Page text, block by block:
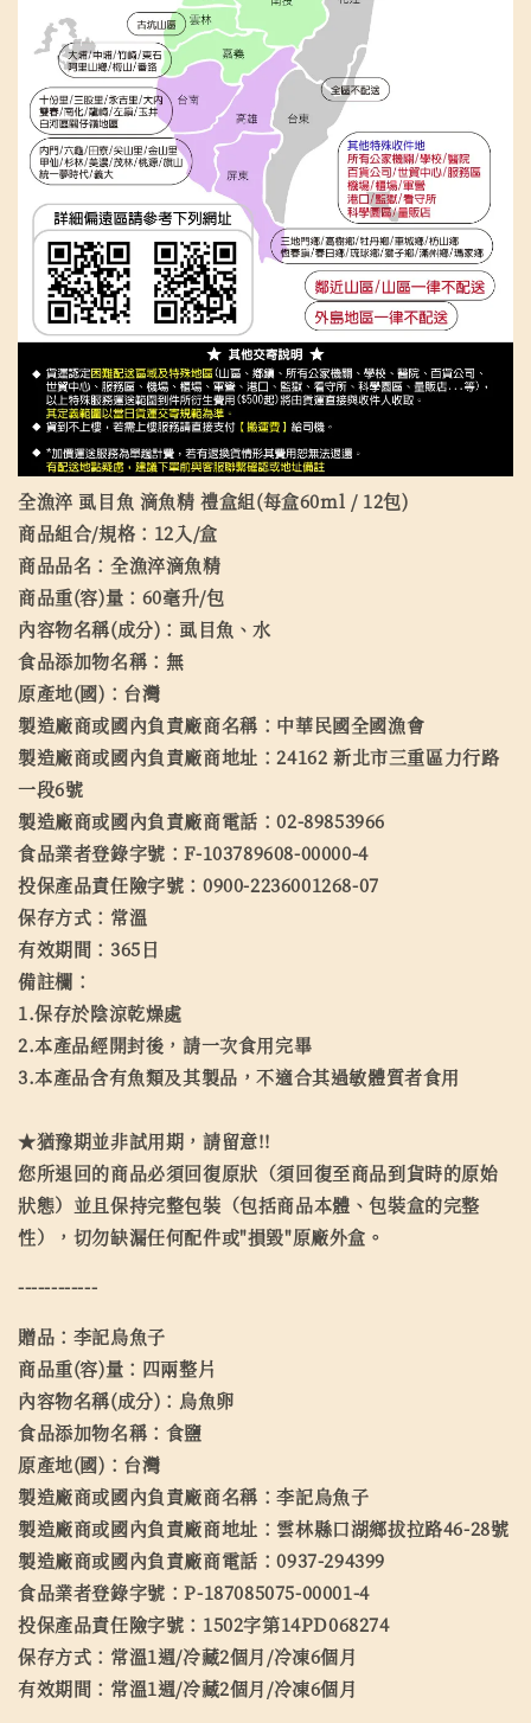
全漁淬 虱目魚 滴魚精 禮盒組(每盒60ml / 12包)
商品組合/規格：12入/盒
商品品名：全漁淬滴魚精
商品重(容)量：60毫升/包
內容物名稱(成分)：虱目魚、水
食品添加物名稱：無
原產地(國)：台灣
製造廠商或國內負責廠商名稱：中華民國全國漁會
製造廠商或國內負責廠商地址：24162 新北市三重區力行路
一段6號
製造廠商或國內負責廠商電話：02-89853966
食品業者登錄字號：F-103789608-00000-4
投保產品責任險字號：0900-2236001268-07
保存方式：常溫
有效期間：365日
備註欄：
1.保存於陰涼乾燥處
2.本產品經開封後，請一次食用完畢
3.本產品含有魚類及其製品，不適合其過敏體質者食用
★猶豫期並非試用期，請留意!!
您所退回的商品必須回復原狀（須回復至商品到貨時的原始
狀態）並且保持完整包裝（包括商品本體、包裝盒的完整
性），切勿缺漏任何配件或"損毀"原廠外盒。
------------
贈品：李記烏魚子
商品重(容)量：四兩整片
內容物名稱(成分)：烏魚卵
食品添加物名稱：食鹽
原產地(國)：台灣
製造廠商或國內負責廠商名稱：李記烏魚子
製造廠商或國內負責廠商地址：雲林縣口湖鄉拔拉路46-28號
製造廠商或國內負責廠商電話：0937-294399
食品業者登錄字號：P-187085075-00001-4
投保產品責任險字號：1502字第14PD068274
保存方式：常溫1週/冷藏2個月/冷凍6個月
有效期間：常溫1週/冷藏2個月/冷凍6個月